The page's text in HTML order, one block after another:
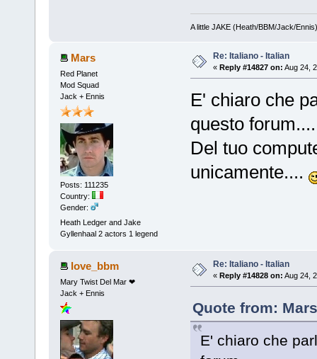
A little JAKE (Heath/BBM/Jack/
Mars
Red Planet
Mod Squad
Jack + Ennis
Posts: 111235
Country:
Gender:
Heath Ledger and Jake
Gyllenhaal 2 actors 1 legend
Re: Italiano - Italian
« Reply #14827 on: Aug 24,
E' chiaro che
questo forum....
Del tuo
unicamente....
love_bbm
Mary Twist Del Mar ❤
Jack + Ennis
Re: Italiano - Italian
« Reply #14828 on: Aug 24,
Quote from:
E' chiaro che